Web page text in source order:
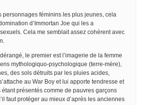
personnages féminins les plus jeunes, cela
d’Immortan Joe qui les a
Cela me semblait assez cohérent avec
le premier est l’imagerie de la femme
mythologiquo-psychologique (terre-mère),
des sols détruits par les pluies acides,
au War Boy et lui apporte tendresse et
présentés comme de pauvres garçons
faut protéger au mieux d’après les anciennes